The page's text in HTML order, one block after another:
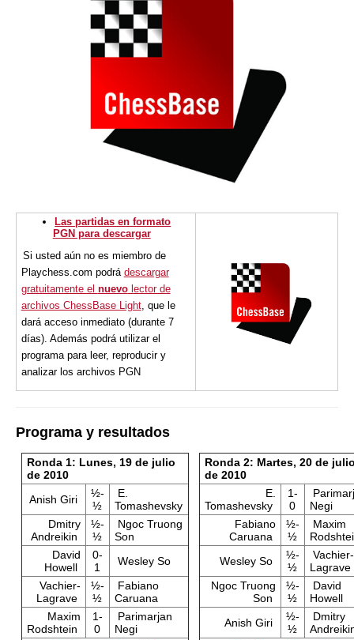
Las partidas en formato
PGN para descargar
Si usted aún no es miembro de
Playchess.com podrá descargar
gratuitamente el nuevolector de
archivos ChessBase Light, que le
dará acceso inmediato (durante 7
días). Además podrá utilizar el
programa para leer, reproducir y
analizar los archivos PGN
Programa y resultados
Ronda 1: Lunes, 19 de julio
de 2010
Anish Giri
½-
½
E.
Tomashevsky
Dmitry
Andreikin
½-
½
Ngoc Truong
Son
David
Howell
0-
1
Wesley So
Vachier-
Lagrave
½-
½
Fabiano
Caruana
Maxim
Rodshtein
1-
0
Parimarjan
Negi
Ronda 2: Martes, 20 de
de 2010
E.
Tomashevsky
1-
0
Negi
Fabiano
Caruana
½-
½
Maxim
Wesley So
½-
½
Vachier-
Lagrave
Ngoc Truong
Son
½-
½
David
Howell
Anish Giri
½-
½
Dmitry